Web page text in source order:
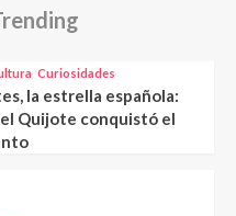
Curiosidades
la estrella española:
Quijote conquistó el